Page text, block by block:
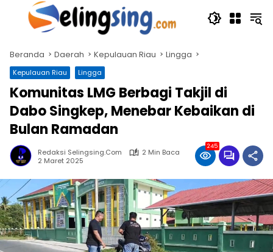
Langsung
Beranda Daerah Kepulauan Riau Lingga
Kepulauan Riau Lingga
Komunitas LMG Berbagi Takjil di
Dabo Singkep, Menebar Kebaikan di
Bulan Ramadan
Redaksi Selingsing.com
2 Min Baca
2 Maret 2025
245